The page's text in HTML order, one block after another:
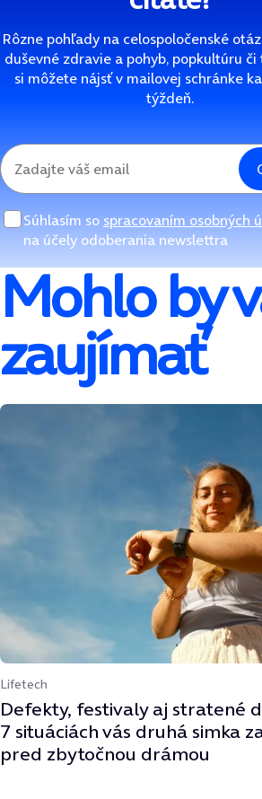
Rôzne pohľady na celospoločenské
duševné zdravie a pohyb, popkultúru
si môžete nájsť v mailovej schránke
týždeň.
Súhlasím so spracovaním osobných
na účely odoberania newslettra
Mohlo by
zaujímať
Lifetech
Defekty, festivaly aj stratené
7 situáciách vás druhá simka
pred zbytočnou drámou